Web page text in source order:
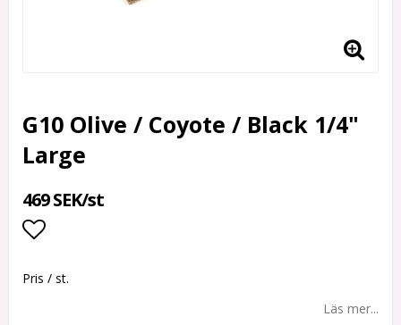
G10 Olive / Coyote / Black 1/4"
Large
469 SEK/st
Pris / st.
Läs mer...